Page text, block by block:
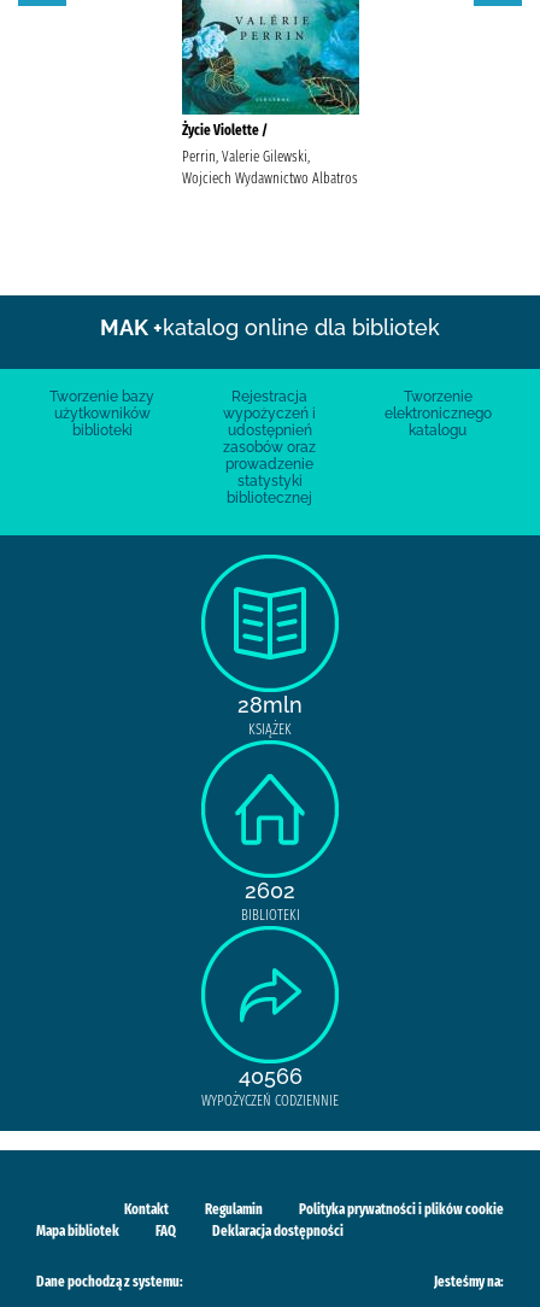
Życie Violette /
Perrin, Valerie Gilewski,
Wojciech Wydawnictwo Albatros
MAK +katalog online dla bibliotek
Tworzenie bazy
użytkowników
biblioteki
Rejestracja
wypożyczeń i
udostępnień
zasobów oraz
prowadzenie
statystyki
bibliotecznej
Tworzenie
elektronicznego
katalogu
28mln
KSIĄŻEK
2602
BIBLIOTEKI
40566
WYPOŻYCZEŃ CODZIENNIE
Kontakt Regulamin
Polityka prywatności i plików cookie
Mapa bibliotek
FAQ Deklaracja dostępności
Dane pochodzą z systemu: Jesteśmy na: